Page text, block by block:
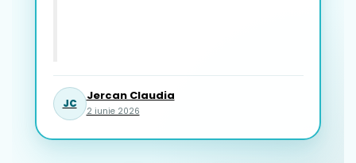
JC
Jercan Claudia
2 iunie 2026